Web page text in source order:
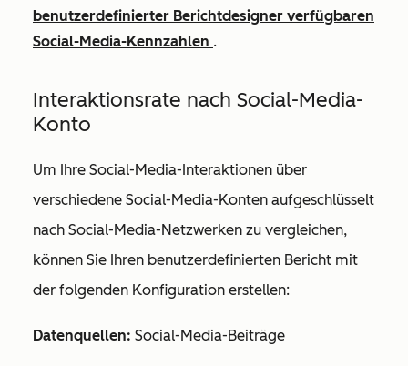
benutzerdefinierter Berichtdesigner verfügbaren
Social-Media-Kennzahlen .
Interaktionsrate nach Social-Media-
Konto
Um Ihre Social-Media-Interaktionen über
verschiedene Social-Media-Konten aufgeschlüsselt
nach Social-Media-Netzwerken zu vergleichen,
können Sie Ihren benutzerdefinierten Bericht mit
der folgenden Konfiguration erstellen:
Datenquellen: Social-Media-Beiträge